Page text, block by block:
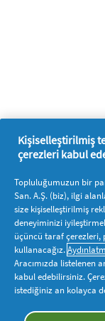
Hakkımızda
Pg.com.tr’yi
Bizi takip edin
Kişiselleştirilmiş
çerezleri kabul
Topluluğumuzun bir
San. A.Ş. (biz), ilgi
size kişiselleştirilmiş
deneyiminizi
üçüncü taraf çerezleri,
kullanacağız.
Aracımızda listelenen
kabul edebilirsiniz.
istediğiniz an kolayca